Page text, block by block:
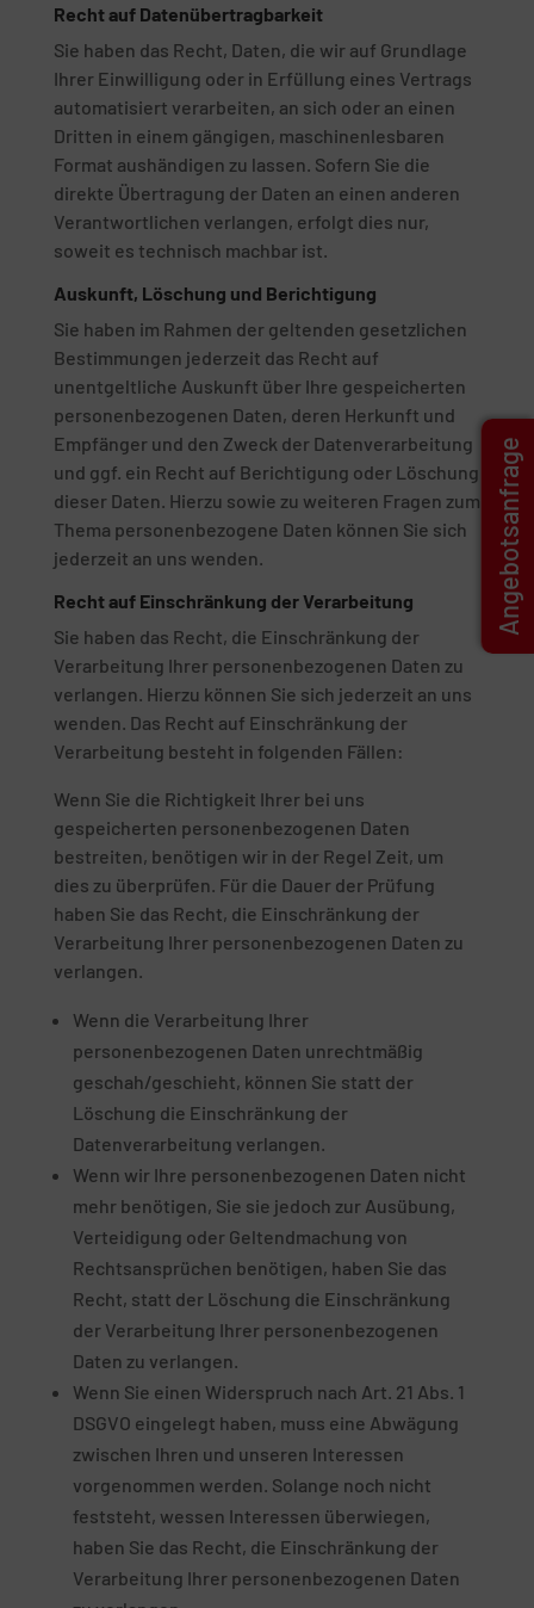
Recht auf Daten­übertrag­barkeit
Sie haben das Recht, Daten, die wir auf Grundlage
Ihrer Einwilligung oder in Erfüllung eines Vertrags
automatisiert verarbeiten, an sich oder an einen
Dritten in einem gängigen, maschinenlesbaren
Format aushändigen zu lassen. Sofern Sie die
direkte Übertragung der Daten an einen anderen
Verantwortlichen verlangen, erfolgt dies nur,
soweit es technisch machbar ist.
Auskunft, Löschung und Berichtigung
Sie haben im Rahmen der geltenden gesetzlichen
Bestimmungen jederzeit das Recht auf
unentgeltliche Auskunft über Ihre gespeicherten
personenbezogenen Daten, deren Herkunft und
Empfänger und den Zweck der Datenverarbeitung
und ggf. ein Recht auf Berichtigung oder Löschung
dieser Daten. Hierzu sowie zu weiteren Fragen zum
Thema personenbezogene Daten können Sie sich
jederzeit an uns wenden.
Recht auf Einschränkung der Verarbeitung
Sie haben das Recht, die Einschränkung der
Verarbeitung Ihrer personenbezogenen Daten zu
verlangen. Hierzu können Sie sich jederzeit an uns
wenden. Das Recht auf Einschränkung der
Verarbeitung besteht in folgenden Fällen:
Wenn Sie die Richtigkeit Ihrer bei uns
gespeicherten personenbezogenen Daten
bestreiten, benötigen wir in der Regel Zeit, um
dies zu überprüfen. Für die Dauer der Prüfung
haben Sie das Recht, die Einschränkung der
Verarbeitung Ihrer personenbezogenen Daten zu
verlangen.
Wenn die Verarbeitung Ihrer
personenbezogenen Daten unrechtmäßig
geschah/geschieht, können Sie statt der
Löschung die Einschränkung der
Datenverarbeitung verlangen.
Wenn wir Ihre personenbezogenen Daten nicht
mehr benötigen, Sie sie jedoch zur Ausübung,
Verteidigung oder Geltendmachung von
Rechtsansprüchen benötigen, haben Sie das
Recht, statt der Löschung die Einschränkung
der Verarbeitung Ihrer personenbezogenen
Daten zu verlangen.
Wenn Sie einen Widerspruch nach Art. 21 Abs. 1
DSGVO eingelegt haben, muss eine Abwägung
zwischen Ihren und unseren Interessen
vorgenommen werden. Solange noch nicht
feststeht, wessen Interessen überwiegen,
haben Sie das Recht, die Einschränkung der
Verarbeitung Ihrer personenbezogenen Daten
Angebotsanfrage